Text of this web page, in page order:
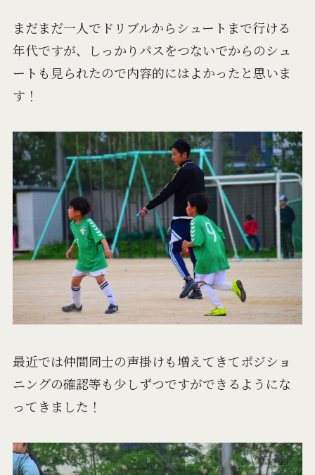
まだまだ一人でドリブルからシュートまで行ける
年代ですが、しっかりパスをつないでからのシュ
ートも見られたので内容的にはよかったと思いま
す！
最近では仲間同士の声掛けも増えてきてポジショ
ニングの確認等も少しずつですができるようにな
ってきました！